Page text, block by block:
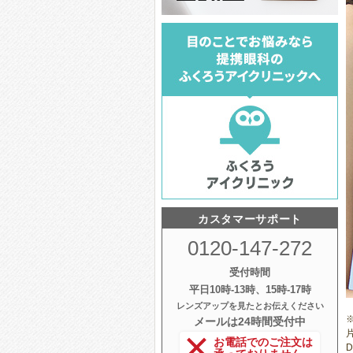
カスタマーサポート
0120-147-272
受付時間
平日10時‐13時、15時‐17時
レンズアップを見たとお伝えください
メールは24時間受付中
お電話でのご注文は